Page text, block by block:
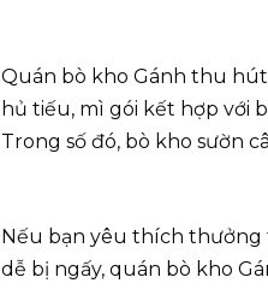
Quán bò kho Gánh thu
hủ tiếu, mì gói kết hợp với
Trong số đó, bò kho sườn
Nếu bạn yêu thích thưởng
dễ bị ngấy, quán bò kho